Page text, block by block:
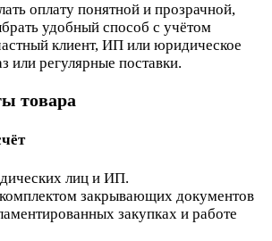
оплату понятной и прозрачной,
удобный способ с учётом
клиент, ИП или юридическое
или регулярные поставки.
товара
лиц и ИП.
закрывающих документов
закупках и работе